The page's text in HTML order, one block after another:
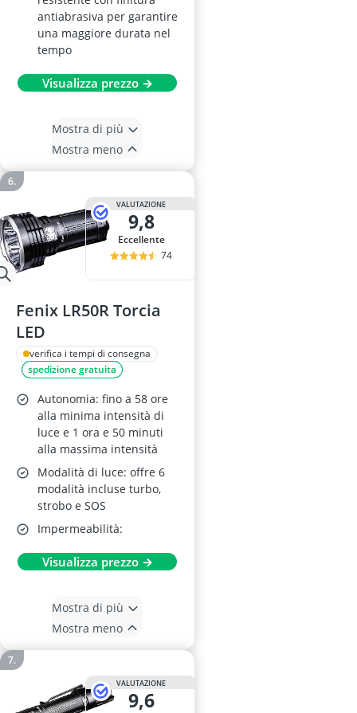
antiabrasiva per garantire
una maggiore durata nel
tempo
Visualizza prezzo →
Mostra di più
Mostra meno
VALUTAZIONE
9,8
Eccellente
74
Fenix LR50R Torcia
LED
verifica i tempi di consegna
spedizione gratuita
Autonomia: fino a 58 ore
alla minima intensità di
luce e 1 ora e 50 minuti
alla massima intensità
Modalità di luce: offre 6
modalità incluse turbo,
strobo e SOS
Impermeabilità:
Visualizza prezzo →
Mostra di più
Mostra meno
VALUTAZIONE
9,6